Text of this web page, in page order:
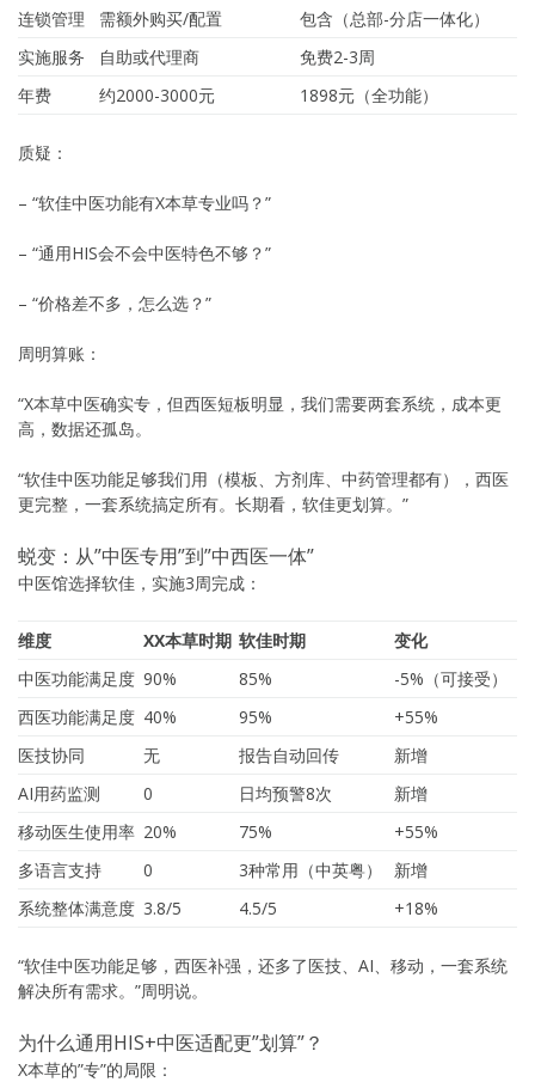
连锁管理 需额外购买/配置
包含（总部-分店一体化）
实施服务
自助或代理商
免费2-3周
年费
约2000-3000元 1898元（全功能）
质疑：
– “软佳中医功能有X本草专业吗？”
– “通用HIS会不会中医特色不够？”
– “价格差不多，怎么选？”
周明算账：
“X本草中医确实专，但西医短板明显，我们需要两套系统，成本更
高，数据还孤岛。
“软佳中医功能足够我们用（模板、方剂库、中药管理都有），西医
更完整，一套系统搞定所有。长期看，软佳更划算。”
蜕变：从”中医专用”到”中西医一体”
中医馆选择软佳，实施3周完成：
维度 XX本草时期 软佳时期
变化
中医功能满足度 90% 85%
-5%（可接受）
西医功能满足度 40% 95%
+55%
医技协同
无 报告自动回传
新增
AI用药监测
0 日均预警8次
新增
移动医生使用率 20% 75%
+55%
多语言支持
0 3种常用（中英粤）
新增
系统整体满意度 3.8/5 4.5/5 +18%
“软佳中医功能足够，西医补强，还多了医技、AI、移动，一套系统
解决所有需求。”周明说。
为什么通用HIS+中医适配更”划算”？
X本草的”专”的局限：